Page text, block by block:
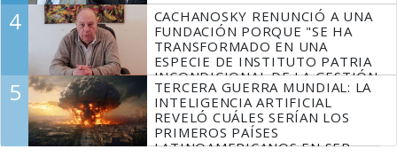
4
CACHANOSKY RENUNCIÓ A UNA
FUNDACIÓN PORQUE "SE HA
TRANSFORMADO EN UNA
ESPECIE DE INSTITUTO PATRIA
INCONDICIONAL DE LA GESTIÓN
DE MILEI"
5
TERCERA GUERRA MUNDIAL: LA
INTELIGENCIA ARTIFICIAL
REVELÓ CUÁLES SERÍAN LOS
PRIMEROS PAÍSES
LATINOAMERICANOS EN SER